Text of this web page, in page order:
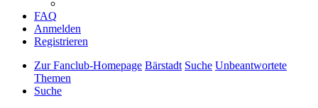
FAQ
Anmelden
Registrieren
Zur Fanclub-Homepage Bärstadt Suche Unbeantwortete
Themen
Suche